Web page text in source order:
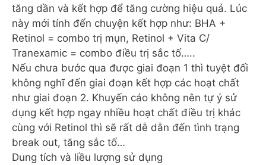
tăng dần và kết hợp để tăng cường hiệu quả. Lúc
này mới tính đến chuyện kết hợp như: BHA +
Retinol = combo trị mụn, Retinol + Vita C/
Tranexamic = combo điều trị sắc tố…..
Nếu chưa bước qua được giai đoạn 1 thì tuyệt đối
không nghĩ đến giai đoạn kết hợp các hoạt chất
như giai đoạn 2. Khuyến cáo không nên tự ý sử
dụng kết hợp ngay nhiều hoạt chất điều trị khác
cùng với Retinol thì sẽ rất dễ dẫn đến tình trạng
break out, tăng sắc tố…
Dung tích và liều lượng sử dụng